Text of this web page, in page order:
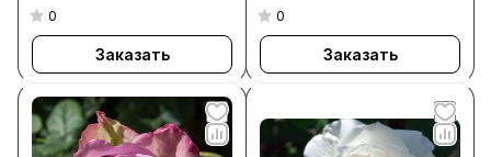
0
Заказать
0
Заказать